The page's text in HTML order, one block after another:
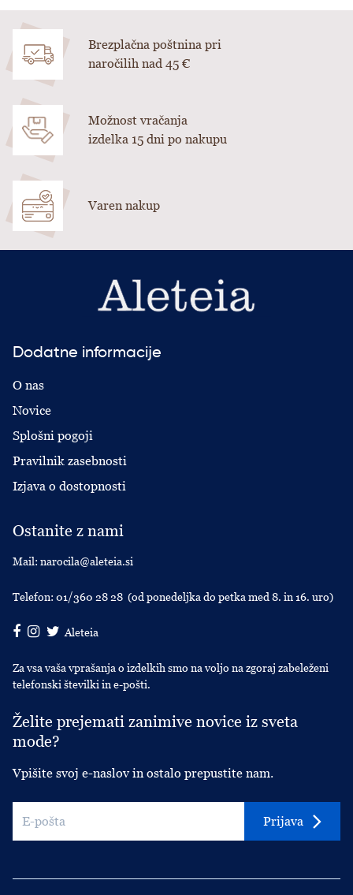
Brezplačna poštnina pri
naročilih nad 45 €
Možnost vračanja
izdelka 15 dni po nakupu
Varen nakup
Dodatne informacije
O nas
Novice
Splošni pogoji
Pravilnik zasebnosti
Izjava o dostopnosti
Ostanite z nami
Mail: narocila@aleteia.si
Telefon: 01/360 28 28 (od ponedeljka do petka med 8. in 16. uro)
Aleteia
Za vsa vaša vprašanja o izdelkih smo na voljo na zgoraj zabeleženi
telefonski številki in e-pošti.
Želite prejemati zanimive novice iz sveta
mode?
Vpišite svoj e-naslov in ostalo prepustite nam.
Prijava